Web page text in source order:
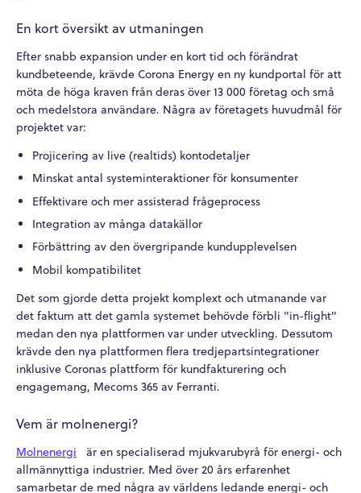
En kort översikt av utmaningen
Efter snabb expansion under en kort tid och förändrat
kundbeteende, krävde Corona Energy en ny kundportal för att
möta de höga kraven från deras över 13 000 företag och små
och medelstora användare. Några av företagets huvudmål för
projektet var:
Projicering av live (realtids) kontodetaljer
Minskat antal systeminteraktioner för konsumenter
Effektivare och mer assisterad frågeprocess
Integration av många datakällor
Förbättring av den övergripande kundupplevelsen
Mobil kompatibilitet
Det som gjorde detta projekt komplext och utmanande var
det faktum att det gamla systemet behövde förbli "in-flight"
medan den nya plattformen var under utveckling. Dessutom
krävde den nya plattformen flera tredjepartsintegrationer
inklusive Coronas plattform för kundfakturering och
engagemang, Mecoms 365 av Ferranti.
Vem är molnenergi?
Molnenergi
är en specialiserad mjukvarubyrå för energi- och
allmännyttiga industrier. Med över 20 års erfarenhet
samarbetar de med några av världens ledande energi- och